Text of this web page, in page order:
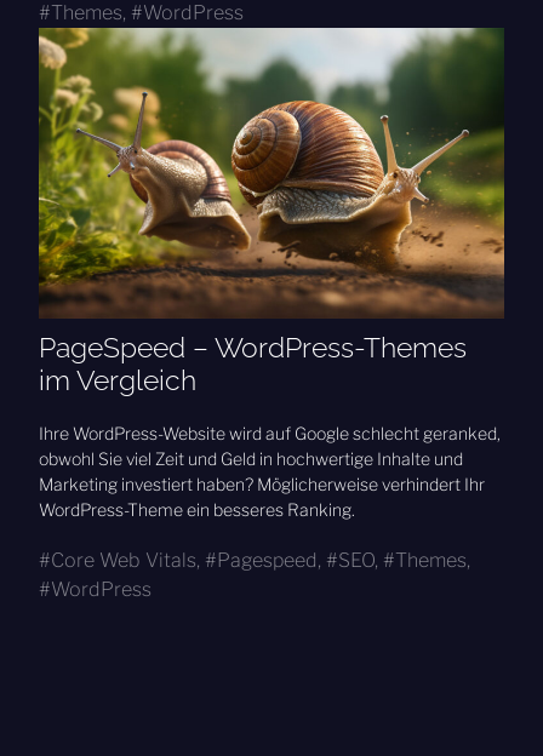
Themes, WordPress
PageSpeed – WordPress-Themes
im Vergleich
Ihre WordPress-Website wird auf Google schlecht geranked,
obwohl Sie viel Zeit und Geld in hochwertige Inhalte und
Marketing investiert haben? Möglicherweise verhindert Ihr
WordPress-Theme ein besseres Ranking.
Core Web Vitals, Pagespeed, SEO, Themes,
WordPress